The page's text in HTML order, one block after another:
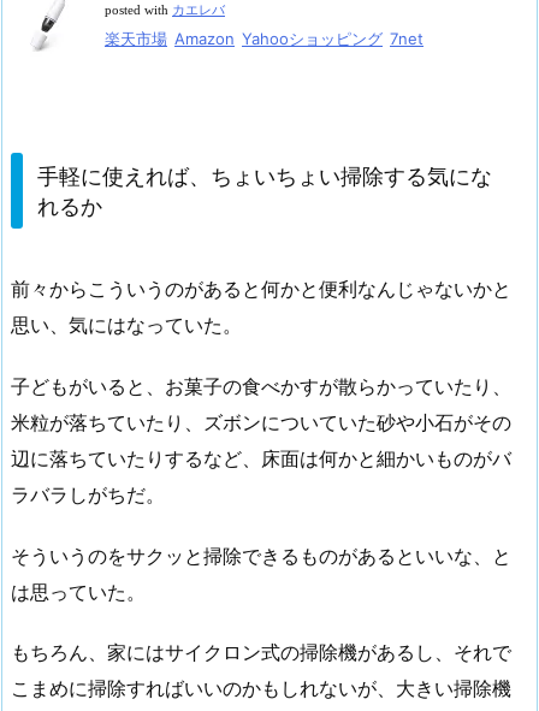
posted with カエレバ
楽天市場 Amazon Yahooショッピング 7net
手軽に使えれば、ちょいちょい掃除する気にな
れるか
前々からこういうのがあると何かと便利なんじゃないかと
思い、気にはなっていた。
子どもがいると、お菓子の食べかすが散らかっていたり、
米粒が落ちていたり、ズボンについていた砂や小石がその
辺に落ちていたりするなど、床面は何かと細かいものがバ
ラバラしがちだ。
そういうのをサクッと掃除できるものがあるといいな、と
は思っていた。
もちろん、家にはサイクロン式の掃除機があるし、それで
こまめに掃除すればいいのかもしれないが、大きい掃除機